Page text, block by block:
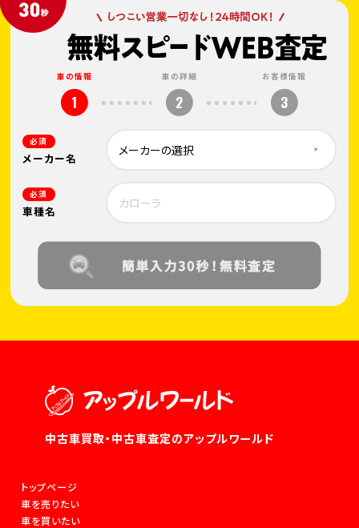
車の情報
1
車の詳細
2
お客様情報
3
必須
メーカー名
必須
車種名
中古車買取・中古車査定のアップルワールド
トップページ
車を売りたい
車を買いたい